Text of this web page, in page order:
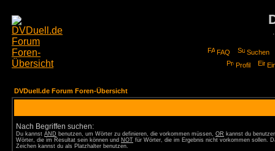
FAQ
Suchen
Profil
DVDuell.de Forum Foren-Übersicht
Nach Begriffen suchen:
Du kannst AND benutzen, um Wörter zu definieren, die vorkommen müssen, OR kannst du
Wörter, die im Resultat sein können und NOT für Wörter, die im Ergebnis nicht vorkommen sollen.
Zeichen kannst du als Platzhalter benutzen.